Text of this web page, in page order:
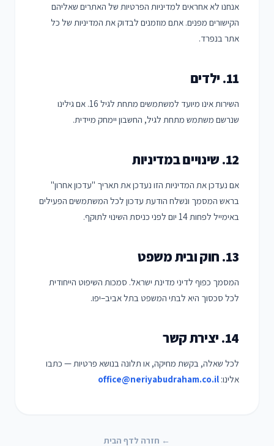
אנחנו לא אחראים למדיניות הפרטיות של האתרים שאליהם
הקישורים מפנים. אתם מוזמנים לבדוק את המדיניות של כל
אתר בנפרד.
11. ילדים
השירות אינו מיועד למשתמשים מתחת לגיל 16. אם גילינו
שנרשם משתמש מתחת לגיל, החשבון יימחק מיידית.
12. שינויים במדיניות
אם נעדכן את המדיניות הזו נעדכן את תאריך "עדכון אחרון"
בראש המסמך ונשלח הודעת עדכון לכל המשתמשים הפעילים
באימייל לפחות 14 יום לפני כניסת השינוי לתוקף.
13. חוק ובית משפט
המסמך כפוף לדיני מדינת ישראל. סמכות השיפוט הייחודית
לכל סכסוך היא לבתי המשפט בתל אביב–יפו.
14. יצירת קשר
לכל שאלה, בקשת מחיקה, או תלונה בנושא פרטיות — כתבו
אלינו: office@neriyabudraham.co.il
← חזרה לדף הבית